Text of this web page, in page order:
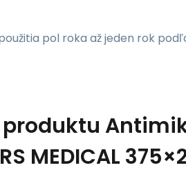
pol roka až jeden rok
MEDICAL